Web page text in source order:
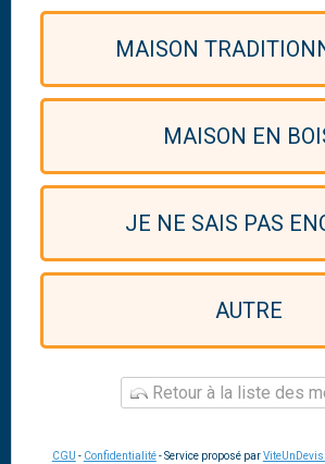
MAISON
MAISON EN
JE NE SAIS PAS
AUTRE
Retour à la liste des
CGU - Confidentialité- Service proposé par